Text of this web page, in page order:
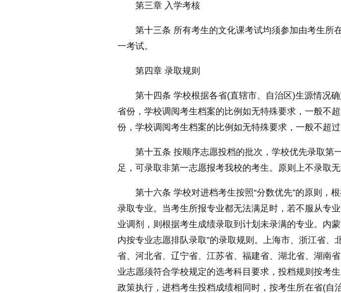
第三章 入学考核
第十三条 所有考生的文化课考试均须参加由考生所
一考试。
第四章 录取规则
第十四条 学校根据各省(直辖市、自治区)生源情况确
省份，学校调阅考生档案的比例如无特殊要求，一般不
份，学校调阅考生档案的比例如无特殊要求，一般不超过
第十五条 按顺序志愿投档的批次，学校优先录取第
足，可录取非第一志愿报考我校的考生。原则上不录取无
第十六条 学校对进档考生按照“分数优先”的原则，
录取专业。当考生所报专业都无法满足时，若不服从专
业调剂，则根据考生成绩录取到计划未录满的专业。内
内按专业志愿排队录取”的录取规则。上海市、浙江省、
省、河北省、辽宁省、江苏省、福建省、湖北省、湖南
业志愿须符合学校规定的选考科目要求，投档规则按考
政策执行，进档考生投档成绩相同时，按考生所在省(自